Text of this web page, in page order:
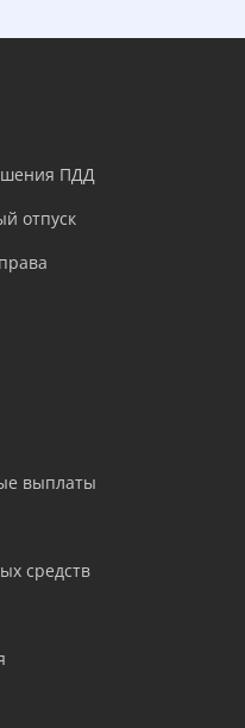
ПДД
отпуск
выплаты
средств